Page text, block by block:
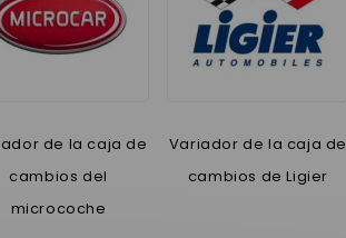
de la caja de
cambios del
microcoche
Variador de la caja de
cambios de Ligier